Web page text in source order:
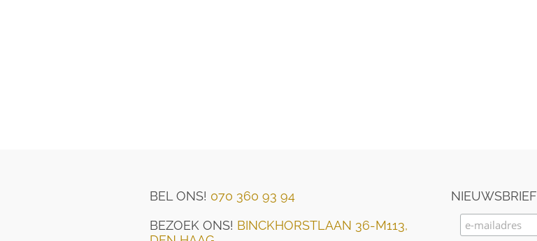
BEL ONS! 070 360 93 94
BEZOEK ONS! BINCKHORSTLAAN 36-M113,
NIEUWSBRIEF